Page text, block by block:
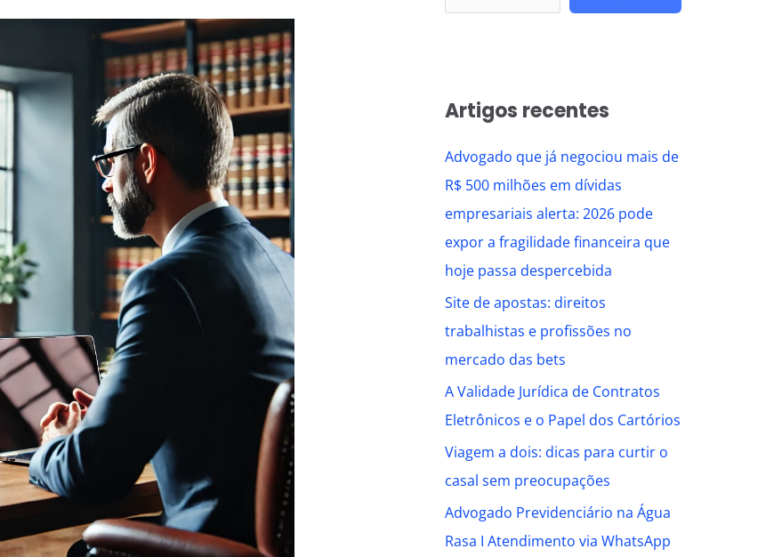
Artigos recentes
Advogado que já negociou mais de
R$ 500 milhões em dívidas
empresariais alerta: 2026 pode
expor a fragilidade financeira que
hoje passa despercebida
Site de apostas: direitos
trabalhistas e profissões no
mercado das bets
A Validade Jurídica de Contratos
Eletrônicos e o Papel dos Cartórios
Viagem a dois: dicas para curtir o
casal sem preocupações
Advogado Previdenciário na Água
Rasa I Atendimento via WhatsApp